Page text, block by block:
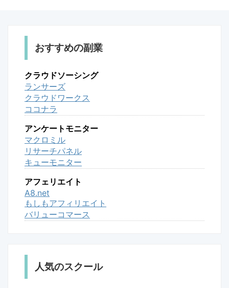
おすすめの副業
クラウドソーシング
ランサーズ
クラウドワークス
ココナラ
アンケートモニター
マクロミル
リサーチパネル
キューモニター
アフェリエイト
A8.net
もしもアフィリエイト
バリューコマース
人気のスクール